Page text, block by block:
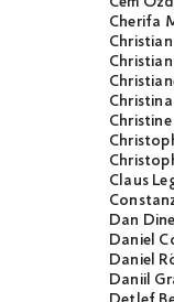
Cherifa
Claus
Dan
Daniel
Daniel
Daniil